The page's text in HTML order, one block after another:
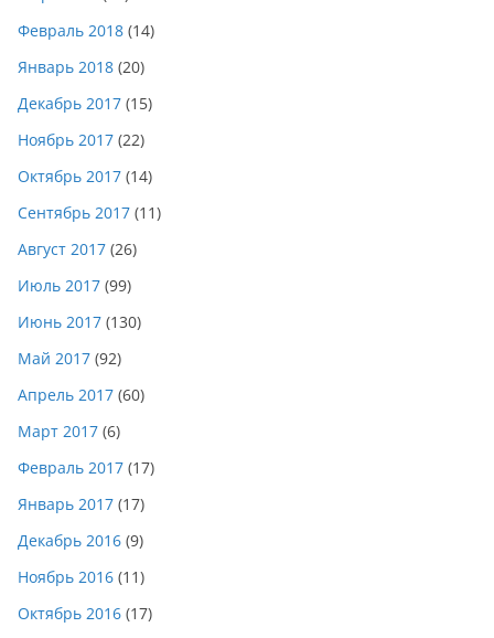
Февраль 2018 (14)
Январь 2018 (20)
Декабрь 2017 (15)
Ноябрь 2017 (22)
Октябрь 2017 (14)
Сентябрь 2017 (11)
Август 2017 (26)
Июль 2017 (99)
Июнь 2017 (130)
Май 2017 (92)
Апрель 2017 (60)
Март 2017 (6)
Февраль 2017 (17)
Январь 2017 (17)
Декабрь 2016 (9)
Ноябрь 2016 (11)
Октябрь 2016 (17)